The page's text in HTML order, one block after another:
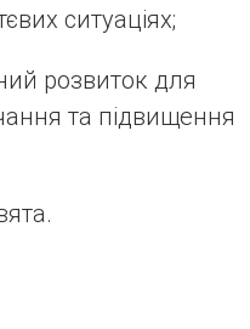
ситуаціях;
розвиток для
та підвищення